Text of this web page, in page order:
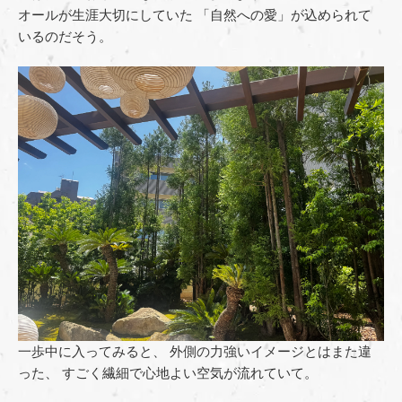
オールが生涯大切にしていた 「自然への愛」が込められて
いるのだそう。
一歩中に入ってみると、 外側の力強いイメージとはまた違
った、 すごく繊細で心地よい空気が流れていて。